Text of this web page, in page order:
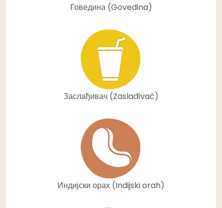
Говедина (Govedina)
Заслађивач (Zaslađivač)
Индијски орах (Indijski orah)